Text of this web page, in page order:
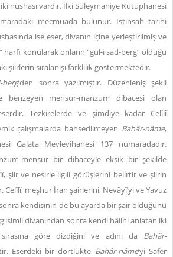
nüshası vardır. İlki Süleymaniye Kütüphanesi
mecmuada bulunur. İstinsah tarihi
ise eser, divanın içine yerleştirilmiş ve
harfi konularak onların “gül-i sad-berg” olduğu
sıralanışı farklılık göstermektedir.
berg’den sonra yazılmıştır. Düzenleniş şekli
benzeyen mensur-manzum dibacesi olan
Tezkirelerde ve şimdiye kadar Celîlî
çalışmalarda bahsedilmeyen Bahâr-nâme,
Galata Mevlevihanesi 137 numaradadır.
mensur bir dibaceyle eksik bir şekilde
şiir ve nesirle ilgili görüşlerini belirtir ve şiirin
Celîlî, meşhur İran şairlerini, Nevâyî’yi ve Yavuz
kendisinin de bu ayarda bir şair olduğunu
isimli divanından sonra kendi hâlini anlatan iki
göre dizdiğini ve adını da Bahâr-
Eserdeki bir dörtlükte Bahâr-nâme’yi Safer